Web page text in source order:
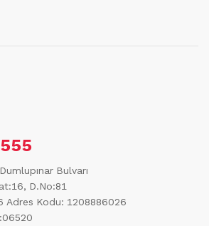
Bulvarı
D.No:81
Adres Kodu: 1208886026